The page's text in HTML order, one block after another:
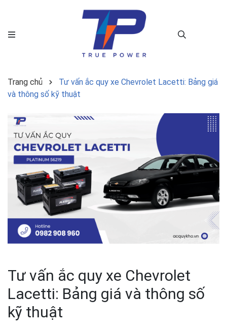
Trang chủ
Tư vấn ắc quy xe Chevrolet Lacetti: Bảng giá
và thông số kỹ thuật
Tư vấn ắc quy xe Chevrolet
Lacetti: Bảng giá và thông số
kỹ thuật